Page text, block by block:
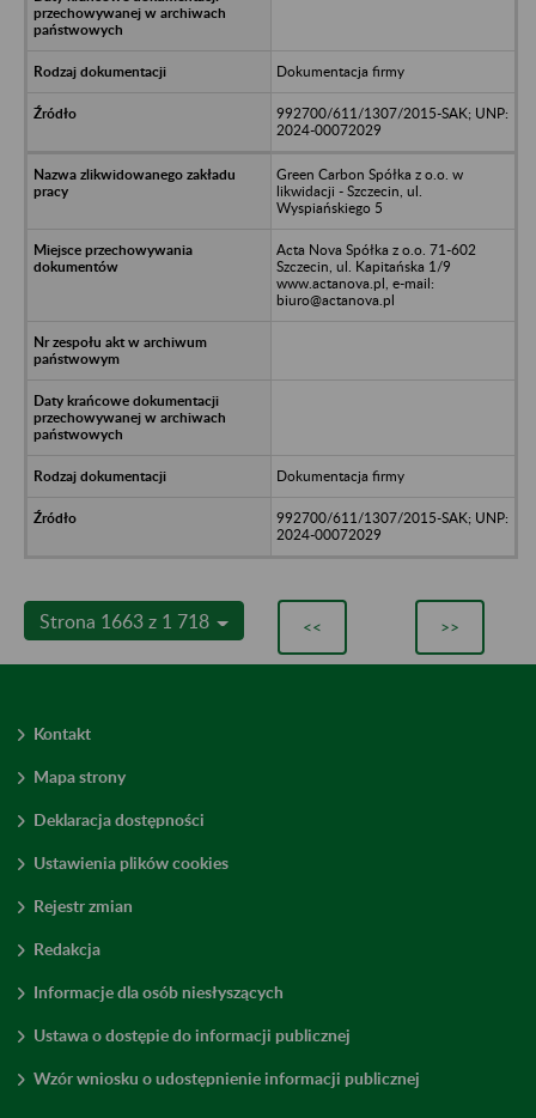
Dokumentacja firmy
992700/611/1307/2015-SAK; UNP:
2024-00072029
Green Carbon Spółka z o.o. w
likwidacji - Szczecin, ul.
Wyspiańskiego 5
Acta Nova Spółka z o.o. 71-602
Szczecin, ul. Kapitańska 1/9
www.actanova.pl, e-mail:
biuro@actanova.pl
Dokumentacja firmy
992700/611/1307/2015-SAK; UNP:
2024-00072029
Strona 1663 z 1 718 << >>
Kontakt
Mapa strony
Deklaracja dostępności
Ustawienia plików cookies
Rejestr zmian
Redakcja
Informacje dla osób niesłyszących
Ustawa o dostępie do informacji publicznej
Wzór wniosku o udostępnienie informacji publicznej